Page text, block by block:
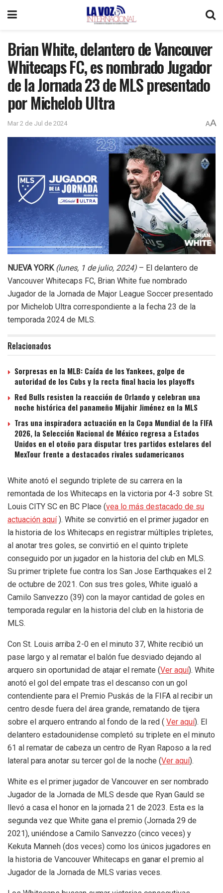
Brian White, delantero de Vancouver
Whitecaps FC, es nombrado Jugador
de la Jornada 23 de MLS presentado
por Michelob Ultra
Mar 2 de Jul de 2024 AA
NUEVA YORK (lunes, 1 de julio, 2024) – El delantero de
Vancouver Whitecaps FC, Brian White fue nombrado
Jugador de la Jornada de Major League Soccer presentado
por Michelob Ultra correspondiente a la fecha 23 de la
temporada 2024 de MLS.
Relacionados
Sorpresas en la MLB: Caída de los Yankees, golpe de
autoridad de los Cubs y la recta final hacia los playoffs
Red Bulls resisten la reacción de Orlando y celebran una
noche histórica del panameño Mijahir Jiménez en la MLS
Tras una inspiradora actuación en la Copa Mundial de la FIFA
2026, la Selección Nacional de México regresa a Estados
Unidos en el otoño para disputar tres partidos estelares del
MexTour frente a destacados rivales sudamericanos
White anotó el segundo triplete de su carrera en la
remontada de los Whitecaps en la victoria por 4-3 sobre St.
Louis CITY SC en BC Place (vea lo más destacado de su
actuación aquí ). White se convirtió en el primer jugador en
la historia de los Whitecaps en registrar múltiples tripletes,
al anotar tres goles, se convirtió en el quinto triplete
conseguido por un jugador en la historia del club en MLS.
Su primer triplete fue contra los San Jose Earthquakes el 2
de octubre de 2021. Con sus tres goles, White igualó a
Camilo Sanvezzo (39) con la mayor cantidad de goles en
temporada regular en la historia del club en la historia de
MLS.
Con St. Louis arriba 2-0 en el minuto 37, White recibió un
pase largo y al rematar el balón fue desviado dejando al
arquero sin oportunidad de atajar el remate (Ver aquí). White
anotó el gol del empate tras el descanso con un gol
contendiente para el Premio Puskás de la FIFA al recibir un
centro desde fuera del área grande, rematando de tijera
sobre el arquero entrando al fondo de la red ( Ver aquí). El
delantero estadounidense completó su triplete en el minuto
61 al rematar de cabeza un centro de Ryan Raposo a la red
lateral para anotar su tercer gol de la noche (Ver aquí).
White es el primer jugador de Vancouver en ser nombrado
Jugador de la Jornada de MLS desde que Ryan Gauld se
llevó a casa el honor en la jornada 21 de 2023. Esta es la
segunda vez que White gana el premio (Jornada 29 de
2021), uniéndose a Camilo Sanvezzo (cinco veces) y
Kekuta Manneh (dos veces) como los únicos jugadores en
la historia de Vancouver Whitecaps en ganar el premio al
Jugador de la Jornada de MLS varias veces.